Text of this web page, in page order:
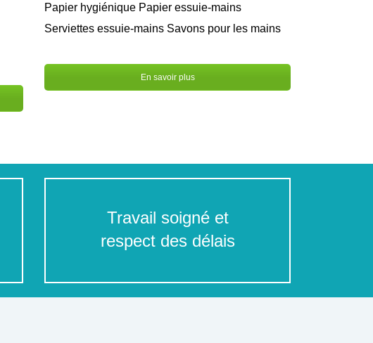
Papier hygiénique Papier essuie-mains
Serviettes essuie-mains Savons pour les mains
En savoir plus
Travail soigné et
respect des délais